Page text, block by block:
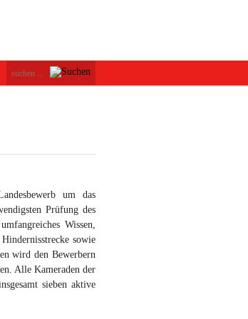
um das
Prüfung des
Wissen,
sowie
wird den Bewerbern
Alle Kameraden der
sieben aktive